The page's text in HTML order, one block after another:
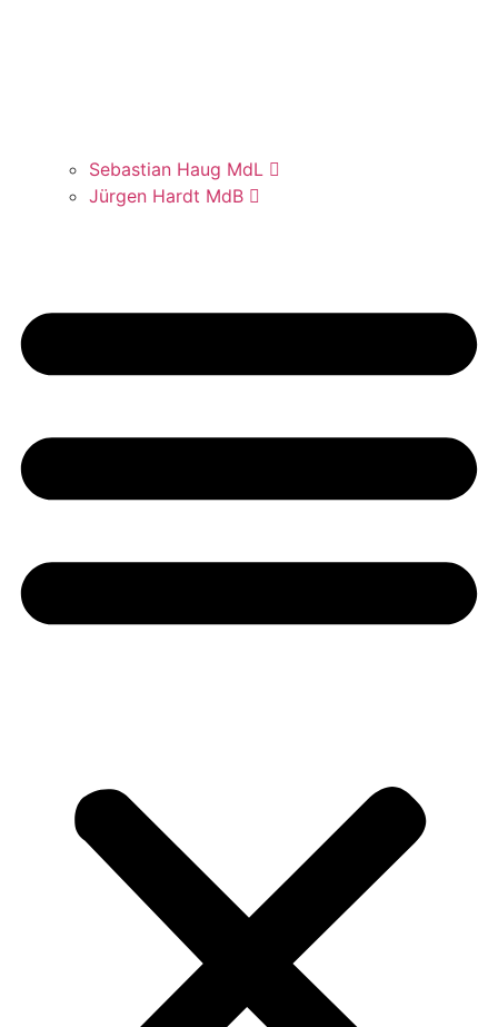
Sebas­ti­an Haug MdL
Jür­gen Hardt MdB